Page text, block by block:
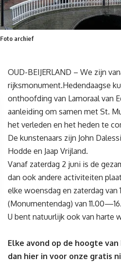
Foto archief
OUD-BEIJERLAND – We zijn
rijksmonument.Hedendaagse
onthoofding van Lamoraal van
aanleiding om samen met St.
het verleden en het heden te
De kunstenaars zijn John
Hodde en Jaap Vrijland.
Vanaf zaterdag 2 juni is de
dan ook andere activiteiten
elke woensdag en zaterdag
(Monumentendag) van
U bent natuurlijk ook van harte
Elke avond op de hoogte
dan hier in voor onze gratis